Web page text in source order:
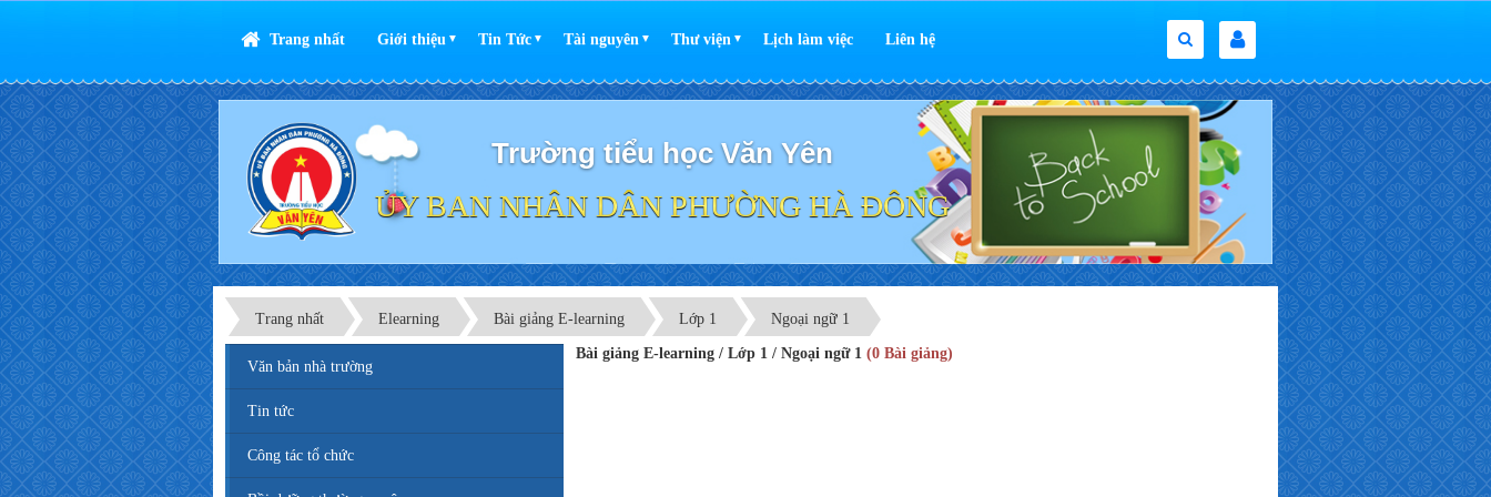
Trang nhất Giới thiệu ▼ Tin Tức ▼ Tài nguyên ▼ Thư viện ▼ Lịch làm việc Liên hệ
Trường tiểu học Văn Yên
ỦY BAN NHÂN DÂN PHƯỜNG HÀ ĐÔNG
Trang nhất Elearning Bài giảng E-learning Lớp 1 Ngoại ngữ 1
Bài giảng E-learning / Lớp 1 / Ngoại ngữ 1 (0 Bài giảng)
Văn bản nhà trường
Tin tức
Công tác tổ chức